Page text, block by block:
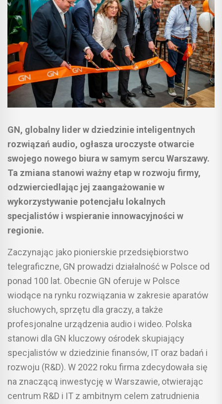
GN, globalny lider w dziedzinie inteligentnych
rozwiązań audio, ogłasza uroczyste otwarcie
swojego nowego biura w samym sercu Warszawy.
Ta zmiana stanowi ważny etap w rozwoju firmy,
odzwierciedlając jej zaangażowanie w
wykorzystywanie potencjału lokalnych
specjalistów i wspieranie innowacyjności w
regionie.
Zaczynając jako pionierskie przedsiębiorstwo
telegraficzne, GN prowadzi działalność w Polsce od
ponad 100 lat. Obecnie GN oferuje w Polsce
wiodące na rynku rozwiązania w zakresie aparatów
słuchowych, sprzętu dla graczy, a także
profesjonalne urządzenia audio i wideo. Polska
stanowi dla GN kluczowy ośrodek skupiający
specjalistów w dziedzinie finansów, IT oraz badań i
rozwoju (R&D). W 2022 roku firma zdecydowała się
na znaczącą inwestycję w Warszawie, otwierając
centrum R&D i IT z ambitnym celem zatrudnienia